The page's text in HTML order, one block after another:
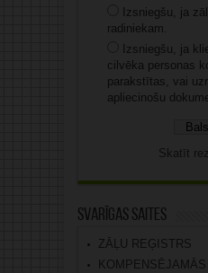
Izsniegšu, ja
radiniekam.
Izsniegšu, ja
cilvēka personas
parakstītas, vai
apliecinošu
Skatīt
Svarīgas saites
ZĀĻU REĢISTRS